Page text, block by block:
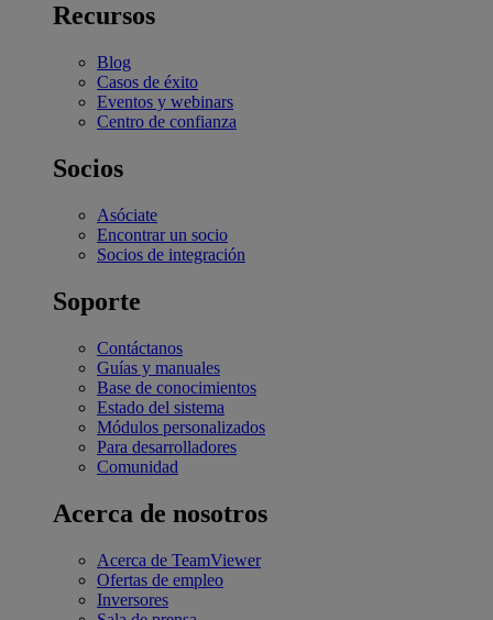
Recursos
Blog
Casos de éxito
Eventos y webinars
Centro de confianza
Socios
Asóciate
Encontrar un socio
Socios de integración
Soporte
Contáctanos
Guías y manuales
Base de conocimientos
Estado del sistema
Módulos personalizados
Para desarrolladores
Comunidad
Acerca de nosotros
Acerca de TeamViewer
Ofertas de empleo
Inversores